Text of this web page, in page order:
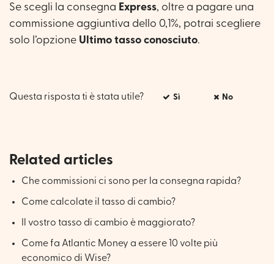
Se scegli la consegna Express, oltre a pagare una
commissione aggiuntiva dello 0,1%, potrai scegliere
solo l’opzione Ultimo tasso conosciuto.
Questa risposta ti è stata utile? Sì No
Related articles
Che commissioni ci sono per la consegna rapida?
Come calcolate il tasso di cambio?
Il vostro tasso di cambio è maggiorato?
Come fa Atlantic Money a essere 10 volte più
economico di Wise?